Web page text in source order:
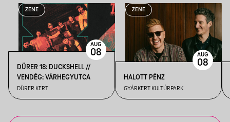
ZENE
DÜRER 18: DUCKSHELL //
VENDÉG: VÁRHEGYUTCA
DÜRER KERT
AUG
08
ZENE
HALOTT PÉNZ
GYÁRKERT KULTÚRPARK
AUG
08